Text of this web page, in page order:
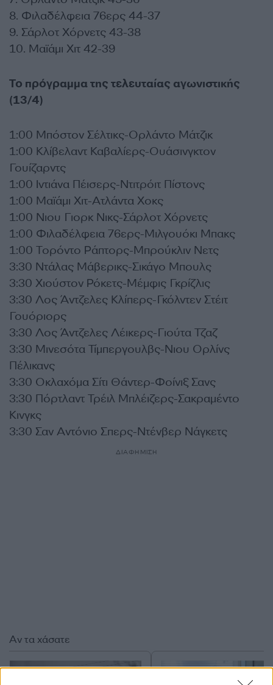
8. Φιλαδέλφεια 76ερς 44-37
9. Σάρλοτ Χόρνετς 43-38
10. Μαϊάμι Χιτ 42-39
Το πρόγραμμα της τελευταίας αγωνιστικής
(13/4)
1:00 Μπόστον Σέλτικς-Ορλάντο Μάτζικ
1:00 Κλίβελαντ Καβαλίερς-Ουάσινγκτον
Γουίζαρντς
1:00 Ιντιάνα Πέισερς-Ντιτρόιτ Πίστονς
1:00 Μαϊάμι Χιτ-Ατλάντα Χοκς
1:00 Νιου Γιορκ Νικς-Σάρλοτ Χόρνετς
1:00 Φιλαδέλφεια 76ερς-Μιλγουόκι Μπακς
1:00 Τορόντο Ράπτορς-Μπρούκλιν Νετς
3:30 Ντάλας Μάβερικς-Σικάγο Μπουλς
3:30 Χιούστον Ρόκετς-Μέμφις Γκρίζλις
3:30 Λος Άντζελες Κλίπερς-Γκόλντεν Στέιτ
Γουόριορς
3:30 Λος Άντζελες Λέικερς-Γιούτα Τζαζ
3:30 Μινεσότα Τίμπεργουλβς-Νιου Ορλίνς
Πέλικανς
3:30 Οκλαχόμα Σίτι Θάντερ-Φοίνιξ Σανς
3:30 Πόρτλαντ Τρέιλ Μπλέιζερς-Σακραμέντο
Κινγκς
3:30 Σαν Αντόνιο Σπερς-Ντένβερ Νάγκετς
ΔΙΑΦΗΜΙΣΗ
Αν τα χάσατε